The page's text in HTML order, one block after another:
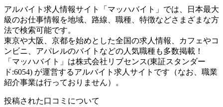
アルバイト求人情報サイト「マッハバイト」では、日本最大
級のお仕事情報を地域、路線、職種、特徴などさまざまな方
法で検索可能です。
東京や大阪、京都を始めとした全国の求人情報、カフェやコ
ンビニ、アパレルのバイトなどの人気職種も多数掲載！
「マッハバイト」は株式会社リブセンス(東証スタンダー
ド:6054) が運営するアルバイト求人サイトです（なお、職業
紹介事業は行っておりません）。
投稿された口コミについて